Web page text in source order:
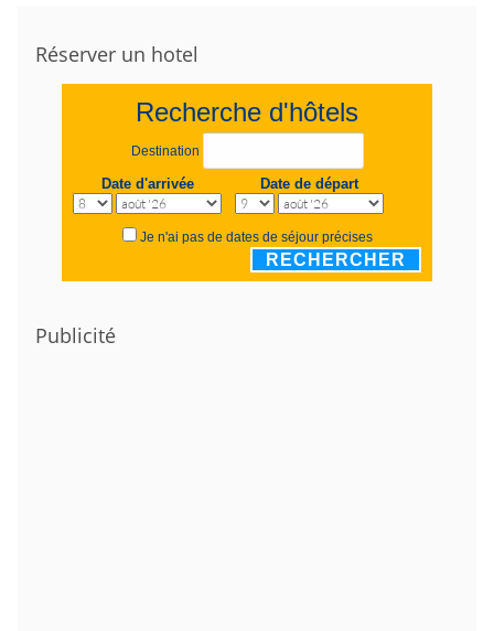
Réserver un hotel
Recherche d'hôtels
Destination
Date d'arrivée Date de départ
Je n'ai pas de dates de séjour précises
RECHERCHER
Publicité